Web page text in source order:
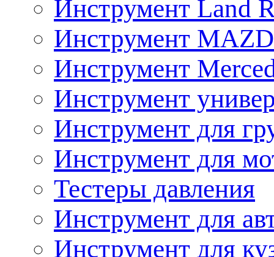
Инструмент Land
Инструмент
Инструмент
Инструмент
Инструмент для
Инструмент для
Тестеры давления
Инструмент для
Инструмент для